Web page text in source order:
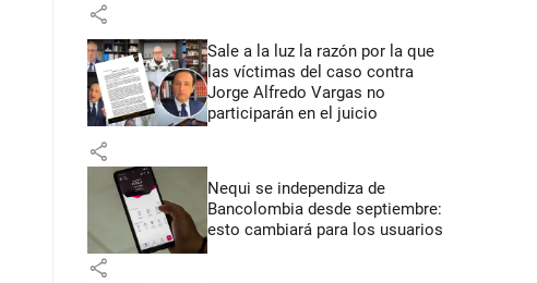
share
Sale a la luz la razón por la que
las víctimas del caso contra
Jorge Alfredo Vargas no
participarán en el juicio
share
Nequi se independiza de
Bancolombia desde septiembre:
esto cambiará para los usuarios
share